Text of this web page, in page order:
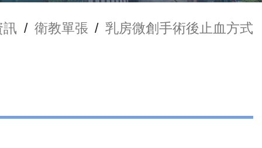
訊 / 衛教單張 / 乳房微創手術後止血方式